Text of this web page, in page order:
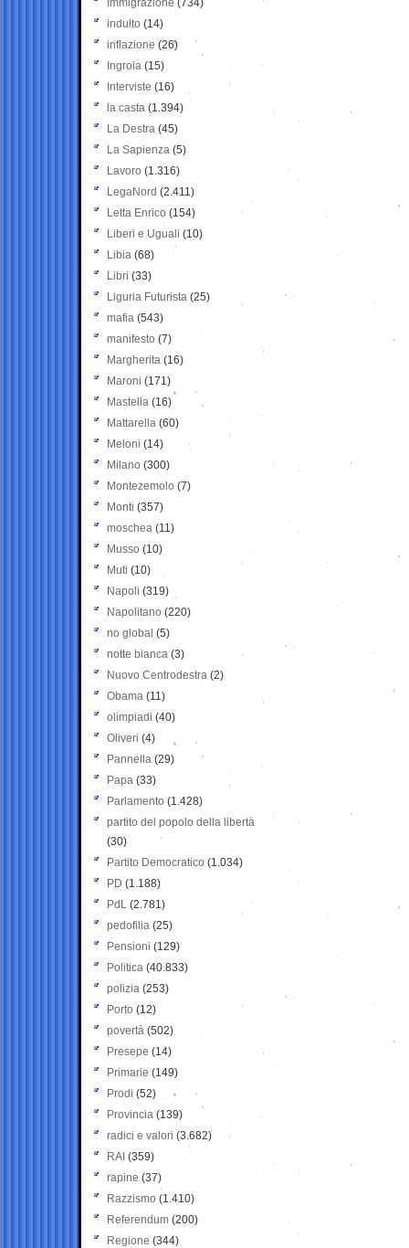
Immigrazione (734)
indulto (14)
inflazione (26)
Ingroia (15)
Interviste (16)
la casta (1.394)
La Destra (45)
La Sapienza (5)
Lavoro (1.316)
LegaNord (2.411)
Letta Enrico (154)
Liberi e Uguali (10)
Libia (68)
Libri (33)
Liguria Futurista (25)
mafia (543)
manifesto (7)
Margherita (16)
Maroni (171)
Mastella (16)
Mattarella (60)
Meloni (14)
Milano (300)
Montezemolo (7)
Monti (357)
moschea (11)
Musso (10)
Muti (10)
Napoli (319)
Napolitano (220)
no global (5)
notte bianca (3)
Nuovo Centrodestra (2)
Obama (11)
olimpiadi (40)
Oliveri (4)
Pannella (29)
Papa (33)
Parlamento (1.428)
partito del popolo della libertà
(30)
Partito Democratico (1.034)
PD (1.188)
PdL (2.781)
pedofilia (25)
Pensioni (129)
Politica (40.833)
polizia (253)
Porto (12)
povertà (502)
Presepe (14)
Primarie (149)
Prodi (52)
Provincia (139)
radici e valori (3.682)
RAI (359)
rapine (37)
Razzismo (1.410)
Referendum (200)
Regione (344)